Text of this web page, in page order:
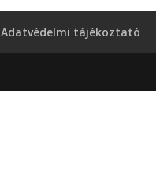
Adatvédelmi tájékoztató